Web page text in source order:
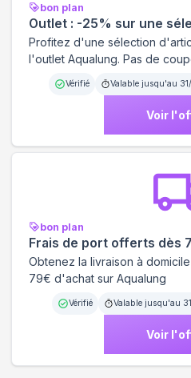
bon plan
Outlet : -25% sur une
Profitez d'une sélection
l'outlet Aqualung. Pas de
Vérifié Valable jusqu'au
Voir
bon plan
Frais de port offerts dès
Obtenez la livraison à
79€ d'achat sur Aqualung
Vérifié Valable jusqu'au
Voir